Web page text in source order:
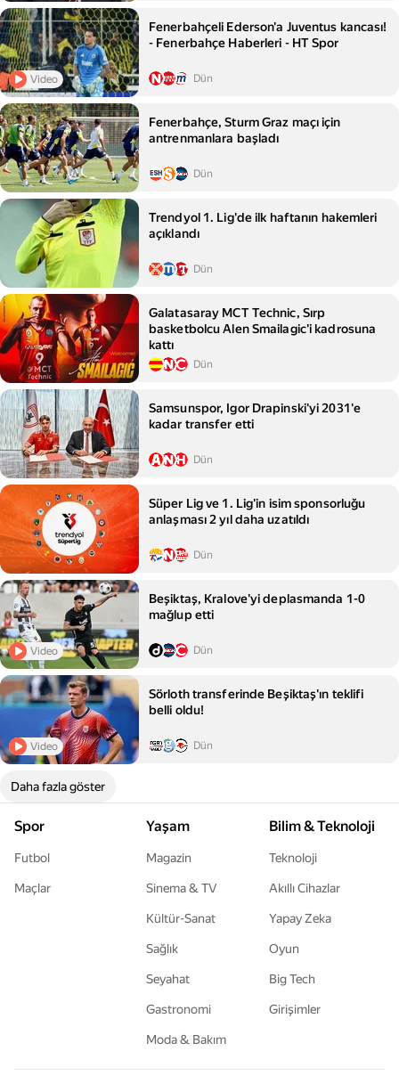
Video
Fenerbahçeli Ederson'a Juventus kancası!
- Fenerbahçe Haberleri - HT Spor
Dün
Fenerbahçe, Sturm Graz maçı için
antrenmanlara başladı
Dün
Trendyol 1. Lig'de ilk haftanın hakemleri
açıklandı
Dün
Galatasaray MCT Technic, Sırp
basketbolcu Alen Smailagic'i kadrosuna
kattı
Dün
Samsunspor, Igor Drapinski'yi 2031'e
kadar transfer etti
Dün
Süper Lig ve 1. Lig'in isim sponsorluğu
anlaşması 2 yıl daha uzatıldı
Dün
Video
Beşiktaş, Kralove'yi deplasmanda 1-0
mağlup etti
Dün
Video
Sörloth transferinde Beşiktaş'ın teklifi
belli oldu!
Dün
Daha fazla göster
Spor
Futbol
Maçlar
Yaşam
Magazin
Sinema & TV
Kültür-Sanat
Sağlık
Seyahat
Gastronomi
Moda & Bakım
Bilim & Teknoloji
Teknoloji
Akıllı Cihazlar
Yapay Zeka
Oyun
Big Tech
Girişimler